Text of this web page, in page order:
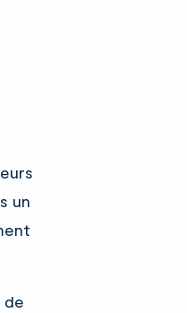
un
de